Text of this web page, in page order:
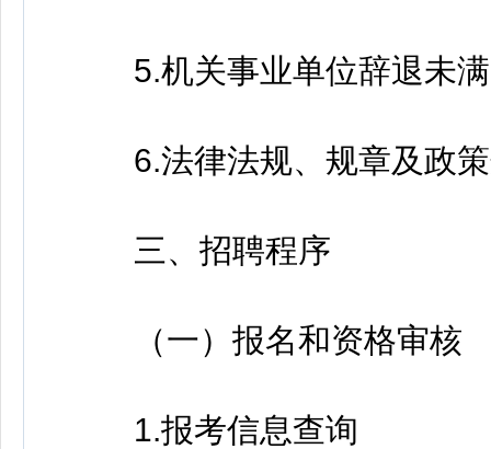
5.机关事业单位辞退未满
6.法律法规、规章及政策
三、招聘程序
（一）报名和资格审核
1.报考信息查询